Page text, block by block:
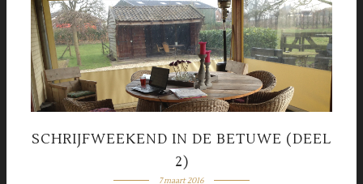
SCHRIJFWEEKEND IN DE BETUWE (DEEL
2)
7 maart 2016